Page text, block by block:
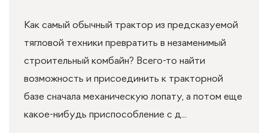
Как самый обычный трактор из предсказуемой
тягловой техники превратить в незаменимый
строительный комбайн? Всего-то найти
возможность и присоединить к тракторной
базе сначала механическую лопату, а потом еще
какое-нибудь приспособление с д...